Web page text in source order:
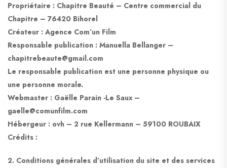
Propriétaire : Chapitre Beauté – Centre commercial du
Chapitre – 76420 Bihorel
Créateur : Agence Com’un Film
Responsable publication : Manuella Bellanger –
chapitrebeaute@gmail.com
Le responsable publication est une personne physique ou
une personne morale.
Webmaster : Gaëlle Parain -Le Saux –
gaelle@comunfilm.com
Hébergeur : ovh – 2 rue Kellermann – 59100 ROUBAIX
Crédits :
2. Conditions générales d’utilisation du site et des services